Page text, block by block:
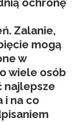
ochronę
Zalanie,
mogą
w
wiele osób
najlepsze
i na co